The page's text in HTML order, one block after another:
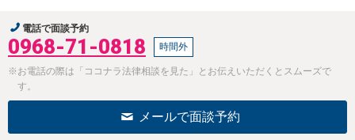
電話で面談予約
0968-71-0818 時間外
※お電話の際は「ココナラ法律相談を見た」とお伝えいただくとスムーズで
す。
メールで面談予約